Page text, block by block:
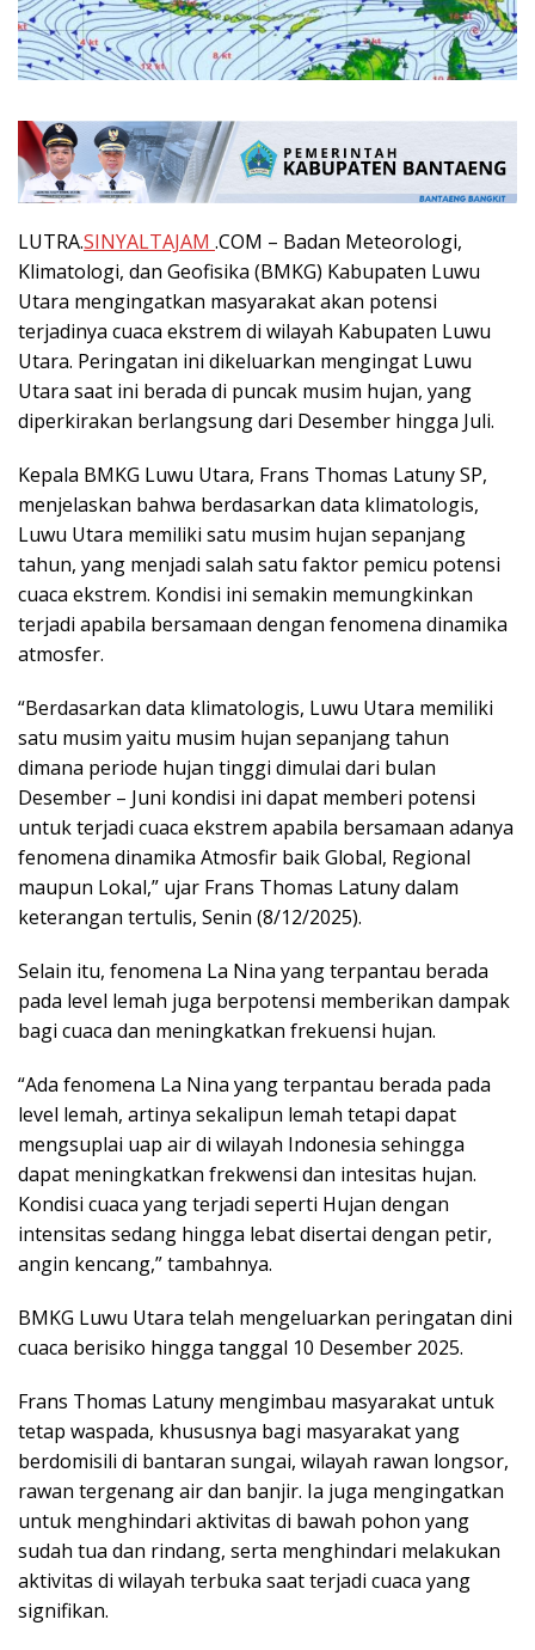
LUTRA.SINYALTAJAM .COM – Badan Meteorologi,
Klimatologi, dan Geofisika (BMKG) Kabupaten Luwu
Utara mengingatkan masyarakat akan potensi
terjadinya cuaca ekstrem di wilayah Kabupaten Luwu
Utara. Peringatan ini dikeluarkan mengingat Luwu
Utara saat ini berada di puncak musim hujan, yang
diperkirakan berlangsung dari Desember hingga Juli.
Kepala BMKG Luwu Utara, Frans Thomas Latuny SP,
menjelaskan bahwa berdasarkan data klimatologis,
Luwu Utara memiliki satu musim hujan sepanjang
tahun, yang menjadi salah satu faktor pemicu potensi
cuaca ekstrem. Kondisi ini semakin memungkinkan
terjadi apabila bersamaan dengan fenomena dinamika
atmosfer.
“Berdasarkan data klimatologis, Luwu Utara memiliki
satu musim yaitu musim hujan sepanjang tahun
dimana periode hujan tinggi dimulai dari bulan
Desember – Juni kondisi ini dapat memberi potensi
untuk terjadi cuaca ekstrem apabila bersamaan adanya
fenomena dinamika Atmosfir baik Global, Regional
maupun Lokal,” ujar Frans Thomas Latuny dalam
keterangan tertulis, Senin (8/12/2025).
Selain itu, fenomena La Nina yang terpantau berada
pada level lemah juga berpotensi memberikan dampak
bagi cuaca dan meningkatkan frekuensi hujan.
“Ada fenomena La Nina yang terpantau berada pada
level lemah, artinya sekalipun lemah tetapi dapat
mengsuplai uap air di wilayah Indonesia sehingga
dapat meningkatkan frekwensi dan intesitas hujan.
Kondisi cuaca yang terjadi seperti Hujan dengan
intensitas sedang hingga lebat disertai dengan petir,
angin kencang,” tambahnya.
BMKG Luwu Utara telah mengeluarkan peringatan dini
cuaca berisiko hingga tanggal 10 Desember 2025.
Frans Thomas Latuny mengimbau masyarakat untuk
tetap waspada, khususnya bagi masyarakat yang
berdomisili di bantaran sungai, wilayah rawan longsor,
rawan tergenang air dan banjir. Ia juga mengingatkan
untuk menghindari aktivitas di bawah pohon yang
sudah tua dan rindang, serta menghindari melakukan
aktivitas di wilayah terbuka saat terjadi cuaca yang
signifikan.